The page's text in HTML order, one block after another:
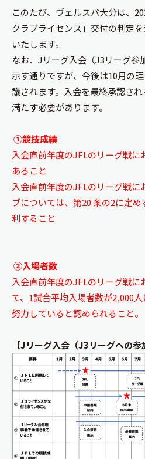
このたび、ヴェルスパ大分は、
クラブライセンス」交付の判定
いたします。
なお、Jリーグ入会（J3リーグ参
示す通りですが、今後は10月の
議されます。入会を最終承認さ
満たす必要があります。​
①競技成績
入会直前年度のJFLのリーグ戦
あること
入会直前年度のJFLのリーグ戦に
ブについては、第20 条の2に定
利すること
②入場者数
入会直前年度のJFLのリーグ戦
て、1試合平均入場者数が2,000
努力していると認められること。
【Jリーグ入会（J3リーグへの参